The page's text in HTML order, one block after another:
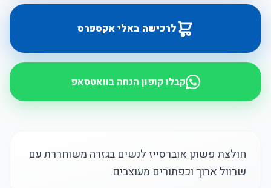
לרכישה באלי אקספרס
קבלו קופון הנחה בוואטסאפ
חולצת פשתן אוברסייז לנשים בגזרה משוחררת עם
שרוול ארוך וכפתורים מעוצבים